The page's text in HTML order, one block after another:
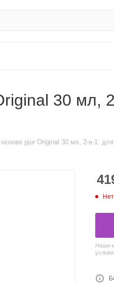
30 мл,
pjur Original 30 мл, 2-в-1:
Наши